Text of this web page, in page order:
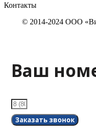
Контакты
© 2014-2024 ООО
Ваш
Заказать звонок